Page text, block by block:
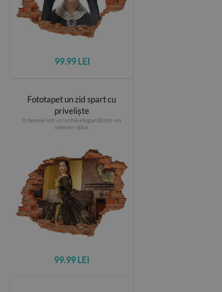
99.99 LEI
Fototapet un zid spart cu
priveliște
O femeie într-o rochie elegantă într-un
interior stilat
99.99 LEI